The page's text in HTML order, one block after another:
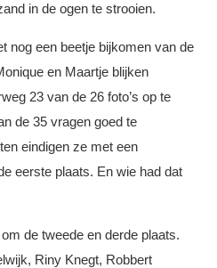
in de ogen te strooien.
nog een beetje bijkomen van de
en Maartje blijken
23 van de 26 foto’s op te
de 35 vragen goed te
eindigen ze met een
eerste plaats. En wie had dat
de tweede en derde plaats.
Riny Knegt, Robbert